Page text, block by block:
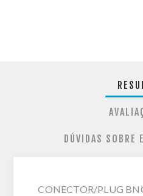
DÚVIDAS SOBRE
CONECTOR/PLUG